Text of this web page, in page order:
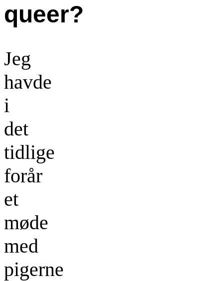
queer?
Jeg
havde
i
det
tidlige
forår
et
møde
med
pigerne